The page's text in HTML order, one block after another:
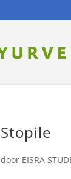
Stopile
door EISRA